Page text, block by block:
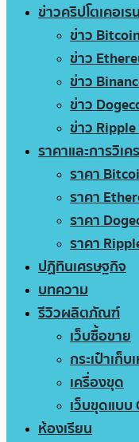
ข่าวคริปโตเคอเร
ข่าว
ข่าว
ข่าว
ข่าว
ข่าว Ripple
ราคาและการวิเค
ราคา
ราคา
ราคา
ราคา
ปฏิทินเศรษฐกิจ
บทความ
รีวิวผลิตภัณฑ์
เว็บซื้อขาย
กระเป๋าเก็
เครื่องขุด
เว็บขุดแบบ
ห้องเรียน